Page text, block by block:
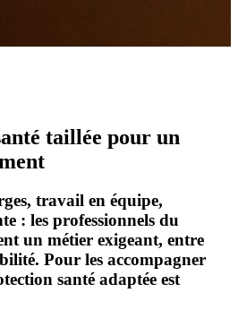
taillée pour un
travail en équipe,
: les professionnels du
un métier exigeant, entre
Pour les accompagner
santé adaptée est